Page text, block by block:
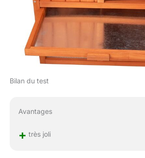
Bilan du test
Avantages
+ très joli